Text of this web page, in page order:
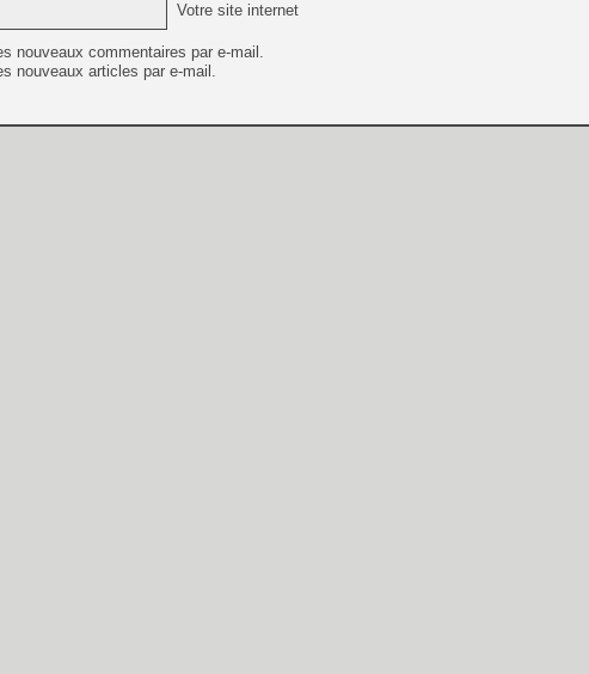
Votre site internet
nouveaux commentaires par e-mail.
nouveaux articles par e-mail.